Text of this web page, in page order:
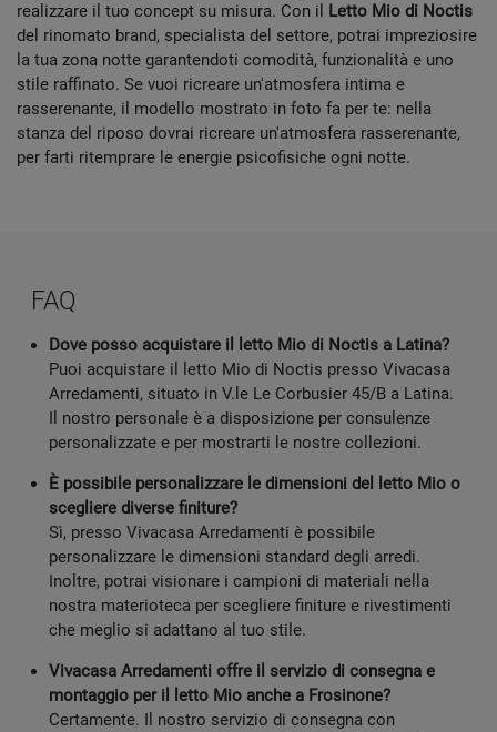
realizzare il tuo concept su misura. Con il Letto Mio di Noctis
del rinomato brand, specialista del settore, potrai impreziosire
la tua zona notte garantendoti comodità, funzionalità e uno
stile raffinato. Se vuoi ricreare un'atmosfera intima e
rasserenante, il modello mostrato in foto fa per te: nella
stanza del riposo dovrai ricreare un'atmosfera rasserenante,
per farti ritemprare le energie psicofisiche ogni notte.
FAQ
Dove posso acquistare il letto Mio di Noctis a Latina?
Puoi acquistare il letto Mio di Noctis presso Vivacasa
Arredamenti, situato in V.le Le Corbusier 45/B a Latina.
Il nostro personale è a disposizione per consulenze
personalizzate e per mostrarti le nostre collezioni.
È possibile personalizzare le dimensioni del letto Mio o
scegliere diverse finiture?
Sì, presso Vivacasa Arredamenti è possibile
personalizzare le dimensioni standard degli arredi.
Inoltre, potrai visionare i campioni di materiali nella
nostra materioteca per scegliere finiture e rivestimenti
che meglio si adattano al tuo stile.
Vivacasa Arredamenti offre il servizio di consegna e
montaggio per il letto Mio anche a Frosinone?
Certamente. Il nostro servizio di consegna con